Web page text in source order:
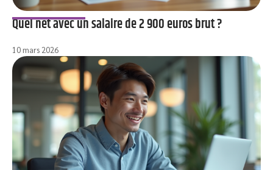
Quel net avec un salaire de 2 900 euros brut ?
10 mars 2026